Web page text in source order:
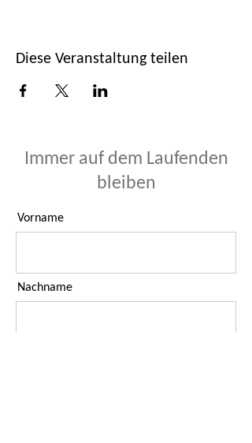
Diese Veranstaltung teilen
Immer auf dem Laufenden
bleiben
Vorname
Nachname